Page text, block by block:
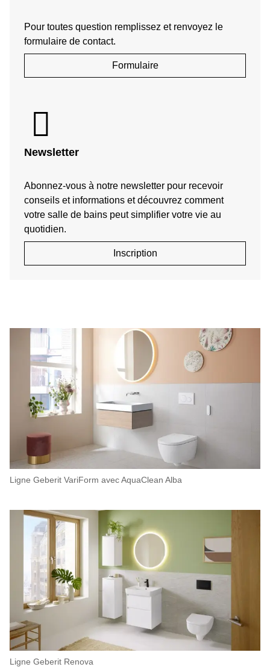
Pour toutes question remplissez et renvoyez le
formulaire de contact.
Formulaire
Newsletter
Abonnez-vous à notre newsletter pour recevoir
conseils et informations et découvrez comment
votre salle de bains peut simplifier votre vie au
quotidien.
Inscription
Ligne Geberit VariForm avec AquaClean Alba
Ligne Geberit Renova​